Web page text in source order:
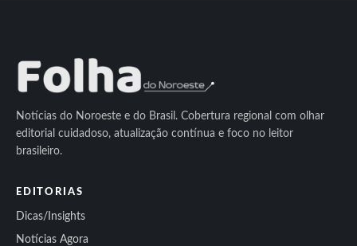
Notícias do Noroeste e do Brasil. Cobertura regional com olhar
editorial cuidadoso, atualização contínua e foco no leitor
brasileiro.
EDITORIAS
Dicas/Insights
Notícias Agora